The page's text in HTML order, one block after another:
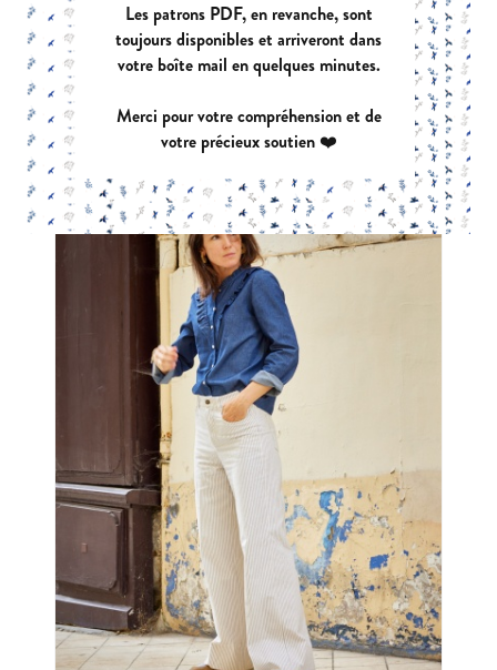
EQUILIBRE
Les patrons PDF, en revanche, sont
toujours disponibles et arriveront dans
votre boîte mail en quelques minutes.
Merci pour votre compréhension et de
votre précieux soutien ❤️